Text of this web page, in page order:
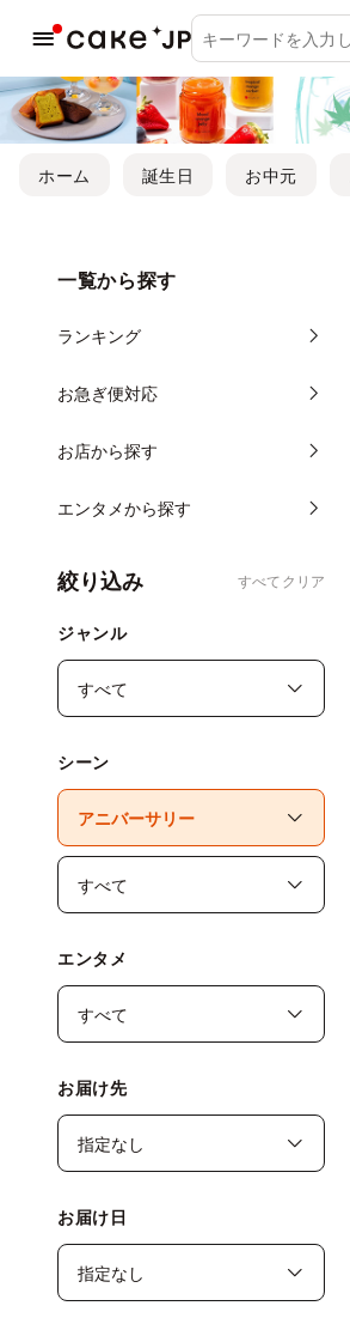
ホーム 誕生日 お中元
一覧から探す
ランキング
お急ぎ便対応
お店から探す
エンタメから探す
絞り込み すべてクリア
ジャンル
シーン
エンタメ
お届け先
お届け日